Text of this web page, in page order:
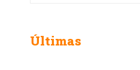
Últimas